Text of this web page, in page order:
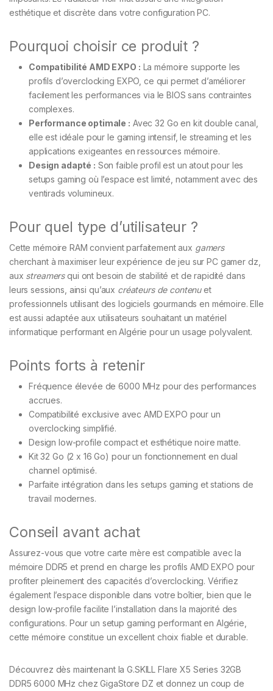
esthétique et discrète dans votre configuration PC.
Pourquoi choisir ce produit ?
Compatibilité AMD EXPO : La mémoire supporte les
profils d’overclocking EXPO, ce qui permet d’améliorer
facilement les performances via le BIOS sans contraintes
complexes.
Performance optimale : Avec 32 Go en kit double canal,
elle est idéale pour le gaming intensif, le streaming et les
applications exigeantes en ressources mémoire.
Design adapté : Son faible profil est un atout pour les
setups gaming où l’espace est limité, notamment avec des
ventirads volumineux.
Pour quel type d’utilisateur ?
Cette mémoire RAM convient parfaitement aux gamers
cherchant à maximiser leur expérience de jeu sur PC gamer dz,
aux streamersqui ont besoin de stabilité et de rapidité dans
leurs sessions, ainsi qu’aux créateurs de contenuet
professionnels utilisant des logiciels gourmands en mémoire. Elle
est aussi adaptée aux utilisateurs souhaitant un matériel
informatique performant en Algérie pour un usage polyvalent.
Points forts à retenir
Fréquence élevée de 6000 MHz pour des performances
accrues.
Compatibilité exclusive avec AMD EXPO pour un
overclocking simplifié.
Design low-profile compact et esthétique noire matte.
Kit 32 Go (2 x 16 Go) pour un fonctionnement en dual
channel optimisé.
Parfaite intégration dans les setups gaming et stations de
travail modernes.
Conseil avant achat
Assurez-vous que votre carte mère est compatible avec la
mémoire DDR5 et prend en charge les profils AMD EXPO pour
profiter pleinement des capacités d’overclocking. Vérifiez
également l’espace disponible dans votre boîtier, bien que le
design low-profile facilite l’installation dans la majorité des
configurations. Pour un setup gaming performant en Algérie,
cette mémoire constitue un excellent choix fiable et durable.
Découvrez dès maintenant la G.SKILL Flare X5 Series 32GB
DDR5 6000 MHz chez GigaStore DZ et donnez un coup de